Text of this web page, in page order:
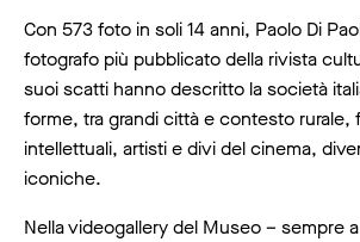
Con 573 foto in soli 14 anni, Paolo Di
fotografo più pubblicato della rivista
suoi scatti hanno descritto la società
forme, tra grandi città e contesto rurale,
intellettuali, artisti e divi del cinema,
iconiche.
Nella videogallery del Museo – sempre